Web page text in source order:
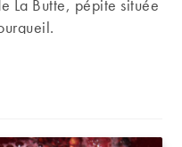
La Butte, pépite située
: des cabernets francs au